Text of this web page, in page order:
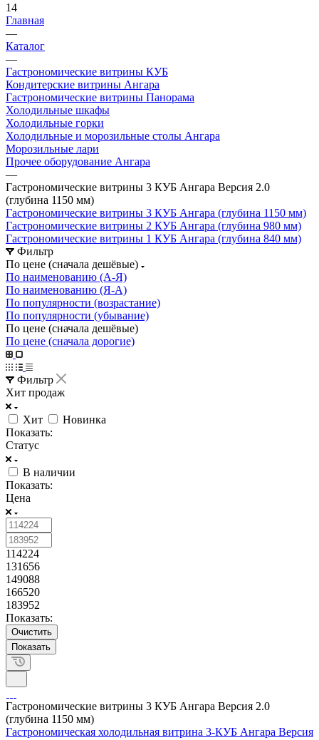
14
Главная
—
Каталог
—
Гастрономические витрины КУБ
Кондитерские витрины Ангара
Гастрономические витрины Панорама
Холодильные шкафы
Холодильные горки
Холодильные и морозильные столы Ангара
Морозильные лари
Прочее оборудование Ангара
—
Гастрономические витрины 3 КУБ Ангара Версия 2.0
(глубина 1150 мм)
Гастрономические витрины 3 КУБ Ангара (глубина 1150 мм)
Гастрономические витрины 2 КУБ Ангара (глубина 980 мм)
Гастрономические витрины 1 КУБ Ангара (глубина 840 мм)
Фильтр
По цене (сначала дешёвые)
По наименованию (А-Я)
По наименованию (Я-А)
По популярности (возрастание)
По популярности (убывание)
По цене (сначала дешёвые)
По цене (сначала дорогие)
Фильтр
Хит продаж
Хит
Новинка
Показать:
Статус
В наличии
Показать:
Цена
114224
131656
149088
166520
183952
Показать:
Очистить
Гастрономические витрины 3 КУБ Ангара Версия 2.0
(глубина 1150 мм)
Гастрономическая холодильная витрина 3-КУБ Ангара Версия